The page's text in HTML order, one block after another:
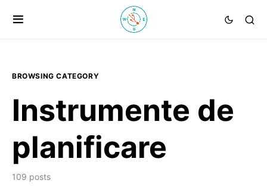
BROWSING CATEGORY
Instrumente de
planificare
109 posts